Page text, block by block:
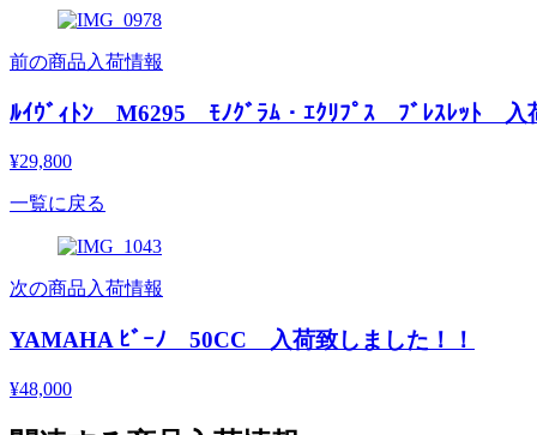
前の商品入荷情報
ﾙｲｳﾞｨﾄﾝ M6295 ﾓﾉｸﾞﾗﾑ・ｴｸﾘﾌﾟｽ ﾌﾞﾚｽﾚｯﾄ 入
¥29,800
一覧に戻る
次の商品入荷情報
YAMAHA ﾋﾞｰﾉ 50CC 入荷致しました！！
¥48,000